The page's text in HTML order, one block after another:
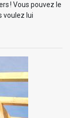
! Vous pouvez le
voulez lui